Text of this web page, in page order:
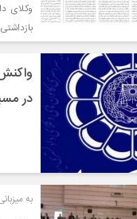
وکلای
در
به